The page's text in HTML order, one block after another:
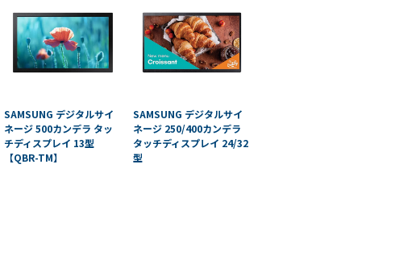
ビス
法人
向け
SAMSUNG デジタルサイ
ネージ 500カンデラ タッ
チディスプレイ 13型
【QBR-TM】
SAMSUNG デジタルサイ
ネージ 250/400カンデラ
タッチディスプレイ 24/32
型